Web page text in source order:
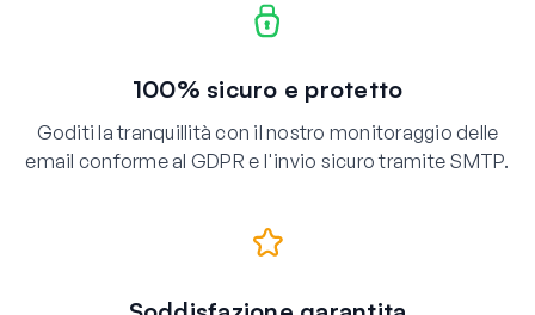
100% sicuro e protetto
Goditi la tranquillità con il nostro monitoraggio delle
email conforme al GDPR e l'invio sicuro tramite SMTP.